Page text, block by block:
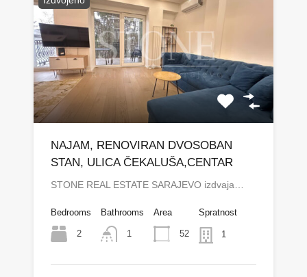
NAJAM, RENOVIRAN DVOSOBAN
STAN, ULICA ČEKALUŠA,CENTAR
STONE REAL ESTATE SARAJEVO izdvaja…
Bedrooms
2
Bathrooms
1
Area
52
Spratnost
1